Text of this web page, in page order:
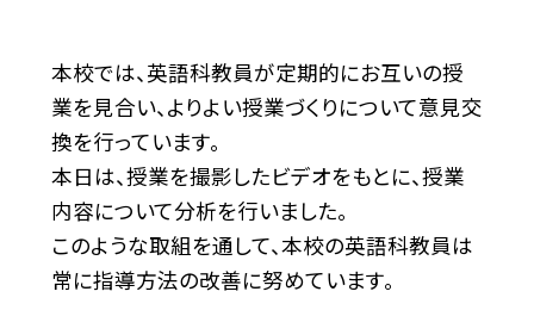
本校では、英語科教員が定期的にお互いの授
業を見合い、よりよい授業づくりについて意見交
換を行っています。
本日は、授業を撮影したビデオをもとに、授業
内容について分析を行いました。
このような取組を通して、本校の英語科教員は
常に指導方法の改善に努めています。